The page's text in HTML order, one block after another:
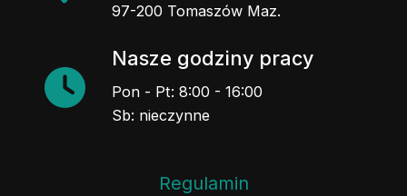
97-200 Tomaszów Maz.
Nasze godziny pracy
Pon - Pt: 8:00 - 16:00
Sb: nieczynne
Regulamin